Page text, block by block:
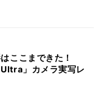
はここまできた！
」カメラ実写レ